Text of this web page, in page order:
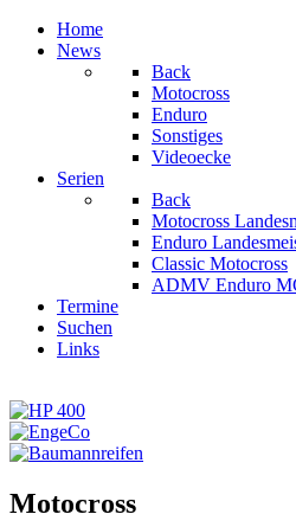
Home
News
Back
Motocross
Enduro
Sonstiges
Videoecke
Serien
Back
Motocross
Enduro
Classic Motocross
ADMV Enduro
Termine
Suchen
Links
Motocross